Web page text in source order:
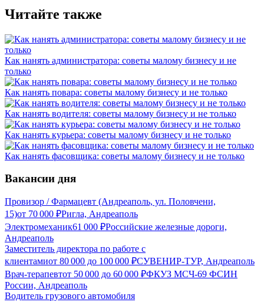
Читайте также
Как нанять администратора: советы малому бизнесу и не
только
Как нанять повара: советы малому бизнесу и не только
Как нанять водителя: советы малому бизнесу и не только
Как нанять курьера: советы малому бизнесу и не только
Как нанять фасовщика: советы малому бизнесу и не только
Вакансии дня
Провизор / Фармацевт (Андреаполь, ул. Половчени,
15)от 70 000 ₽Ригла, Андреаполь
Электромеханик61 000 ₽Российские железные дороги,
Андреаполь
Заместитель директора по работе с
клиентамиот 80 000 до 100 000 ₽СУВЕНИР-ТУР, Андреаполь
Врач-терапевтот 50 000 до 60 000 ₽ФКУЗ МСЧ-69 ФСИН
России, Андреаполь
Водитель грузового автомобиля